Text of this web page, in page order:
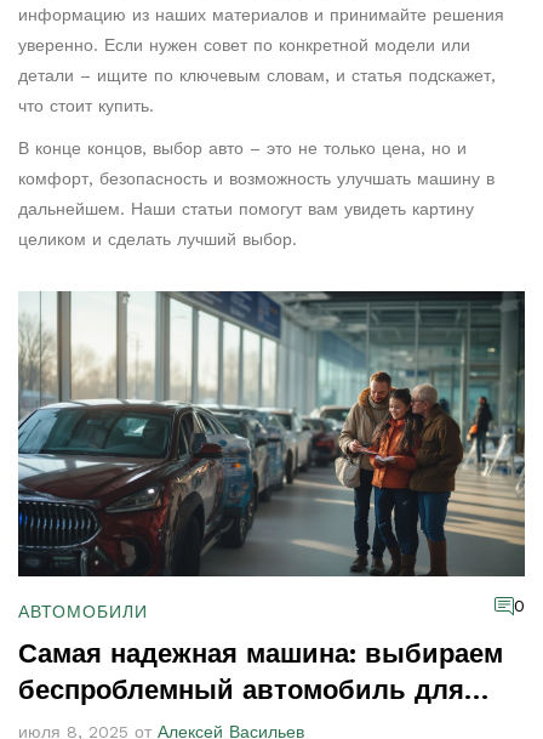
информацию из наших материалов и принимайте решения
уверенно. Если нужен совет по конкретной модели или
детали – ищите по ключевым словам, и статья подскажет,
что стоит купить.
В конце концов, выбор авто – это не только цена, но и
комфорт, безопасность и возможность улучшать машину в
дальнейшем. Наши статьи помогут вам увидеть картину
целиком и сделать лучший выбор.
АВТОМОБИЛИ 0
Самая надежная машина: выбираем
беспроблемный автомобиль для
жизни
июля 8, 2025 от Алексей Васильев